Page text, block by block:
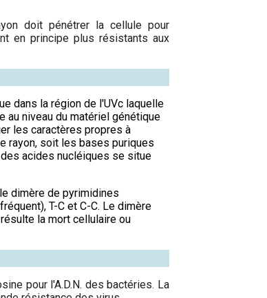
doit pénétrer la cellule pour
en principe plus résistants aux
dans la région de l'UVc laquelle
au niveau du matériel génétique
les caractères propres à
rayon, soit les bases puriques
acides nucléiques se situe
dimère de pyrimidines
T-C et C-C. Le dimère
la mort cellulaire ou
pour l'A.D.N. des bactéries. La